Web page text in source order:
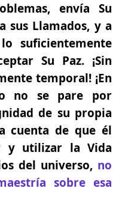
envía Su
sus Llamados, y a
suficientemente
Su Paz. ¡Sin
temporal! ¡En
no se pare por
de su propia
cuenta de que él
y utilizar la Vida
del universo, no
sobre esa